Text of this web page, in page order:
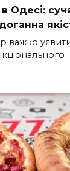
Одесі:
важко